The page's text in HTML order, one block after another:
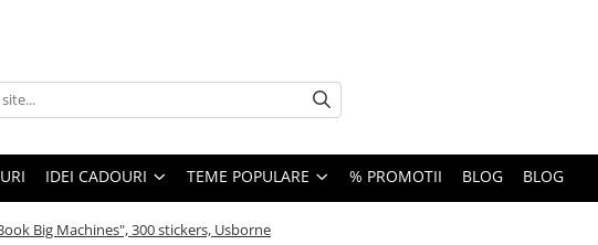
IDEI CADOURI TEME POPULARE % PROMOTII BLOG BLOG
Big Machines", 300 stickers, Usborne